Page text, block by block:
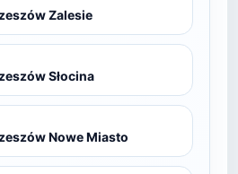
Zalesie
Słocina
Nowe Miasto